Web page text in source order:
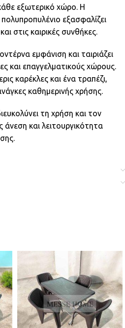
εξωτερικό χώρο. Η
εξασφαλίζει
στις καιρικές συνθήκες.
εμφάνιση και ταιριάζει
και επαγγελματικούς χώρους.
καρέκλες και ένα τραπέζι,
καθημερινής χρήσης.
τη χρήση και τον
και λειτουργικότητα